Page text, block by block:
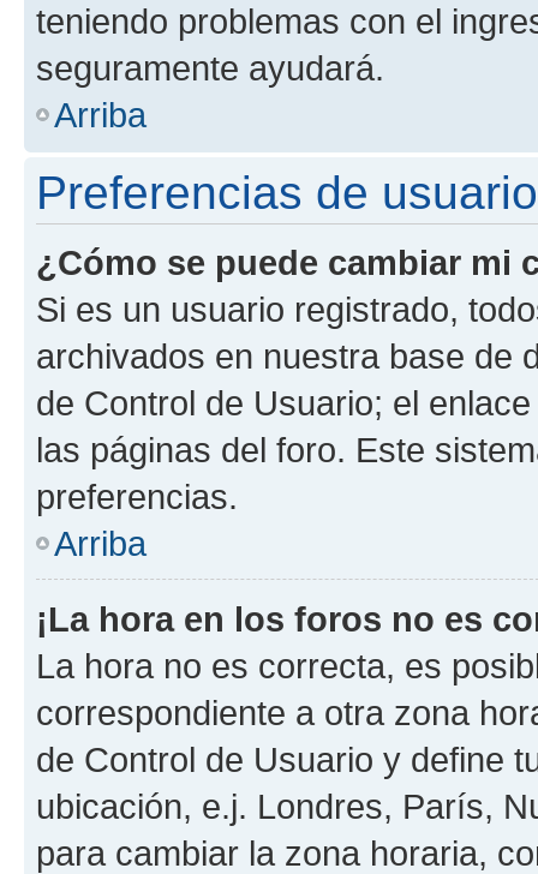
teniendo problemas con el
seguramente ayudará.
Arriba
Preferencias de
¿Cómo se puede cambiar mi
Si es un usuario registrado,
archivados en nuestra base de
de Control de Usuario; el
las páginas del foro. Este
preferencias.
Arriba
¡La hora en los foros no es
La hora no es correcta, es
correspondiente a otra zona
de Control de Usuario y define
ubicación, e.j. Londres, París,
para cambiar la zona horaria,